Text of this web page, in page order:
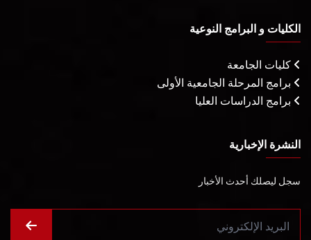
الكليات و البرامج النوعية
كليات الجامعة
برامج المرحلة الجامعية الأولى
برامج الدراسات العليا
النشرة الإخبارية
سجل ليصلك أحدث الأخبار